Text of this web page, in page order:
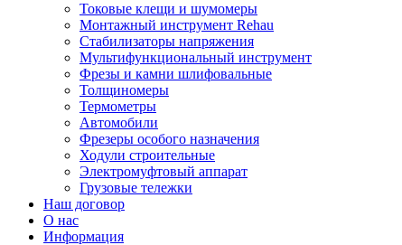
Токовые клещи и шумомеры
Монтажный инструмент Rehau
Стабилизаторы напряжения
Мультифункциональный инструмент
Фрезы и камни шлифовальные
Толщиномеры
Термометры
Автомобили
Фрезеры особого назначения
Ходули строительные
Электромуфтовый аппарат
Грузовые тележки
Наш договор
О нас
Информация